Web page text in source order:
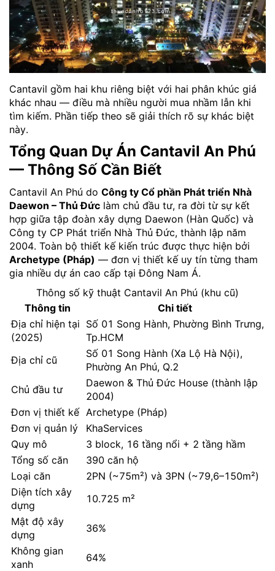
Cantavil gồm hai khu riêng biệt với hai phân khúc giá
khác nhau — điều mà nhiều người mua nhầm lẫn khi
tìm kiếm. Phần tiếp theo sẽ giải thích rõ sự khác biệt
này.
Tổng Quan Dự Án Cantavil An Phú
— Thông Số Cần Biết
Cantavil An Phú do Công ty Cổ phần Phát triển Nhà
Daewon – Thủ Đức làm chủ đầu tư, ra đời từ sự kết
hợp giữa tập đoàn xây dựng Daewon (Hàn Quốc) và
Công ty CP Phát triển Nhà Thủ Đức, thành lập năm
2004. Toàn bộ thiết kế kiến trúc được thực hiện bởi
Archetype (Pháp) — đơn vị thiết kế uy tín từng tham
gia nhiều dự án cao cấp tại Đông Nam Á.
Thông số kỹ thuật Cantavil An Phú (khu cũ)
Thông tin
Chi tiết
Địa chỉ hiện tại
(2025)
Số 01 Song Hành, Phường Bình Trưng,
Tp.HCM
Địa chỉ cũ
Số 01 Song Hành (Xa Lộ Hà Nội),
Phường An Phú, Q.2
Chủ đầu tư
Daewon & Thủ Đức House (thành lập
2004)
Đơn vị thiết kế Archetype (Pháp)
Đơn vị quản lý
KhaServices
Quy mô
3 block, 16 tầng nổi + 2 tầng hầm
Tổng số căn
390 căn hộ
Loại căn
2PN (~75m²) và 3PN (~79,6–150m²)
Diện tích xây
dựng
10.725 m²
Mật độ xây
dựng
36%
Không gian
xanh
64%